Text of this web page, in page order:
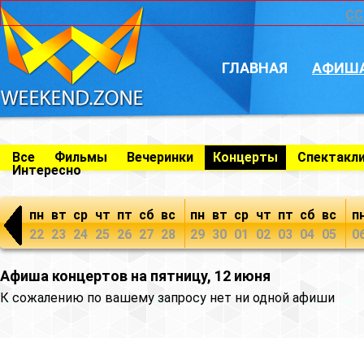
ГЛАВНАЯ
Все Фильмы Вечеринки Концерты
Интересно
пн
22
вт
23
ср
24
чт
25
пт
26
сб
27
вс
28
пн
29
вт
30
ср
01
чт
02
пт
03
сб
04
вс
05
Афиша концертов на пятницу, 12 июня
К сожалению по вашему запросу нет ни одной афиши